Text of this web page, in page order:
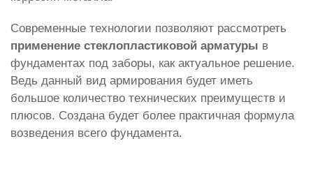
Современные технологии позволяют рассмотреть
применение стеклопластиковой арматуры в
фундаментах под заборы, как актуальное решение.
Ведь данный вид армирования будет иметь
большое количество технических преимуществ и
плюсов. Создана будет более практичная формула
возведения всего фундамента.